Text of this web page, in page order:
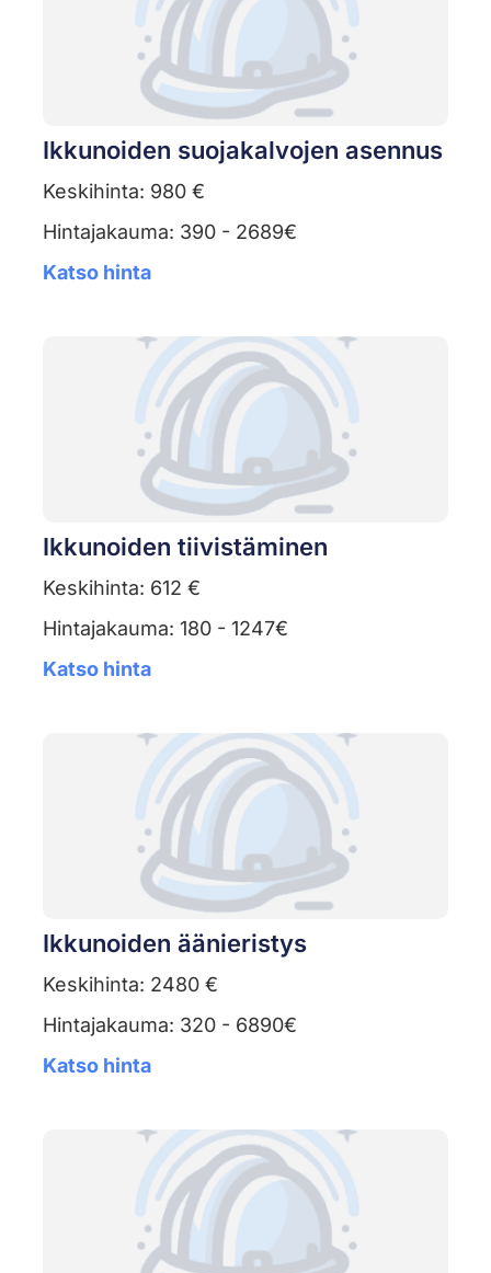
Ikkunoiden suojakalvojen asennus
Keskihinta: 980 €
Hintajakauma: 390 - 2689€
Katso hinta
Ikkunoiden tiivistäminen
Keskihinta: 612 €
Hintajakauma: 180 - 1247€
Katso hinta
Ikkunoiden äänieristys
Keskihinta: 2480 €
Hintajakauma: 320 - 6890€
Katso hinta